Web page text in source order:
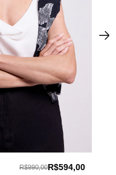
R$594,00
R$990,00